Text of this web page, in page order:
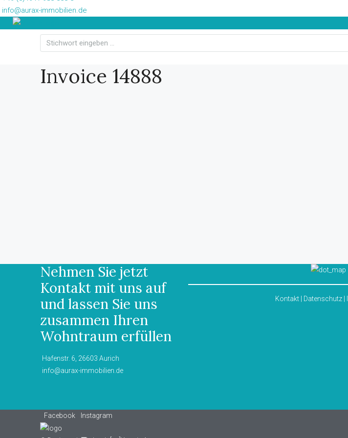
info@aurax-immobilien.de
Invoice 14888
Nehmen Sie jetzt
Kontakt mit uns auf
und lassen Sie uns
zusammen Ihren
Wohntraum erfüllen
Hafenstr. 6, 26603 Aurich
info@aurax-immobilien.de
Kontakt| Datenschutz|
Facebook Instagram